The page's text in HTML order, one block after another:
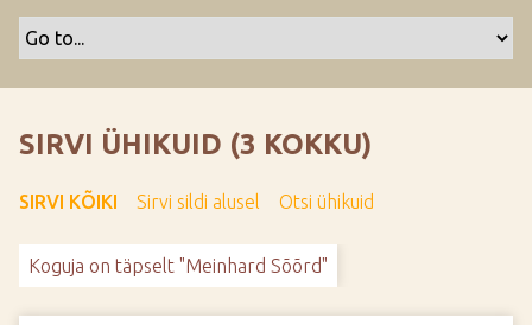
SIRVI ÜHIKUID (3 KOKKU)
SIRVI KÕIKI Sirvi sildi alusel Otsi ühikuid
Koguja on täpselt "Meinhard Sõõrd"